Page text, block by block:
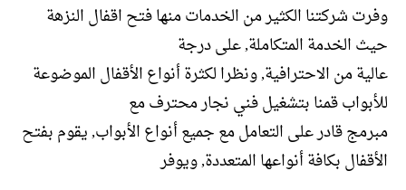
وفرت شركتنا الكثير من الخدمات منها فتح اقفال النزهة
حيث الخدمة المتكاملة, على درجة
عالية من الاحترافية, ونظرا لكثرة أنواع الأقفال الموضوعة
للأبواب قمنا بتشغيل فني نجار محترف مع
مبرمج قادر على التعامل مع جميع أنواع الأبواب, يقوم بفتح
الأقفال بكافة أنواعها المتعددة, ويوفر